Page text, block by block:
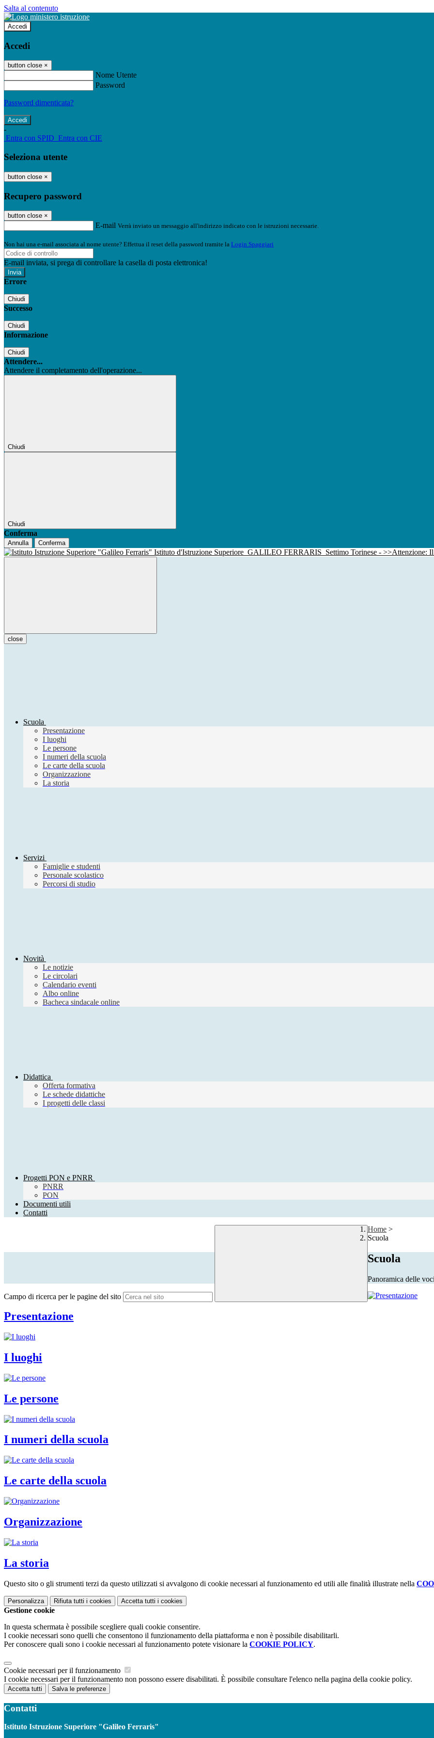
Salta al contenuto
Accedi
Accedi
button close ×
Nome Utente
Password
Password dimenticata?
-
Entra con SPID Entra con CIE
Seleziona utente
button close ×
Recupero password
button close ×
E-mail Verrà inviato un messaggio all'indirizzo indicato con le istruzioni necessarie.
Non hai una e-mail associata al nome utente? Effettua il reset della password tramite la Login Spaggiari
E-mail inviata, si prega di controllare la casella di posta elettronica!
Errore
Chiudi
Successo
Chiudi
Informazione
Chiudi
Attendere...
Attendere il completamento dell'operazione...
Chiudi
Chiudi
Conferma
Annulla Conferma
Istituto d'Istruzione Superiore GALILEO FERRARIS Settimo Torinese - >>Attenzione:
close
Scuola
Presentazione
I luoghi
Le persone
I numeri della scuola
Le carte della scuola
Organizzazione
La storia
Servizi
Famiglie e studenti
Personale scolastico
Percorsi di studio
Novità
Le notizie
Le circolari
Calendario eventi
Albo online
Bacheca sindacale online
Didattica
Offerta formativa
Le schede didattiche
I progetti delle classi
Progetti PON e PNRR
PNRR
PON
Documenti utili
Contatti
Campo di ricerca per le pagine del sito
Home >
Scuola
Scuola
Panoramica delle
Presentazione
I luoghi
Le persone
I numeri della scuola
Le carte della scuola
Organizzazione
La storia
Questo sito o gli strumenti terzi da questo utilizzati si avvalgono di cookie necessari al funzionamento ed utili alle finalità illustrate nella
Personalizza Rifiuta tutti i cookies Accetta tutti i cookies
Gestione cookie
In questa schermata è possibile scegliere quali cookie consentire.
I cookie necessari sono quelli che consentono il funzionamento della piattaforma e non è possibile disabilitarli.
Per conoscere quali sono i cookie necessari al funzionamento potete visionare la COOKIE POLICY.
Cookie necessari per il funzionamento
I cookie necessari per il funzionamento non possono essere disabilitati. È possibile consultare l'elenco nella pagina della cookie policy.
Accetta tutti Salva le preferenze
Contatti
Istituto Istruzione Superiore "Galileo Ferraris"